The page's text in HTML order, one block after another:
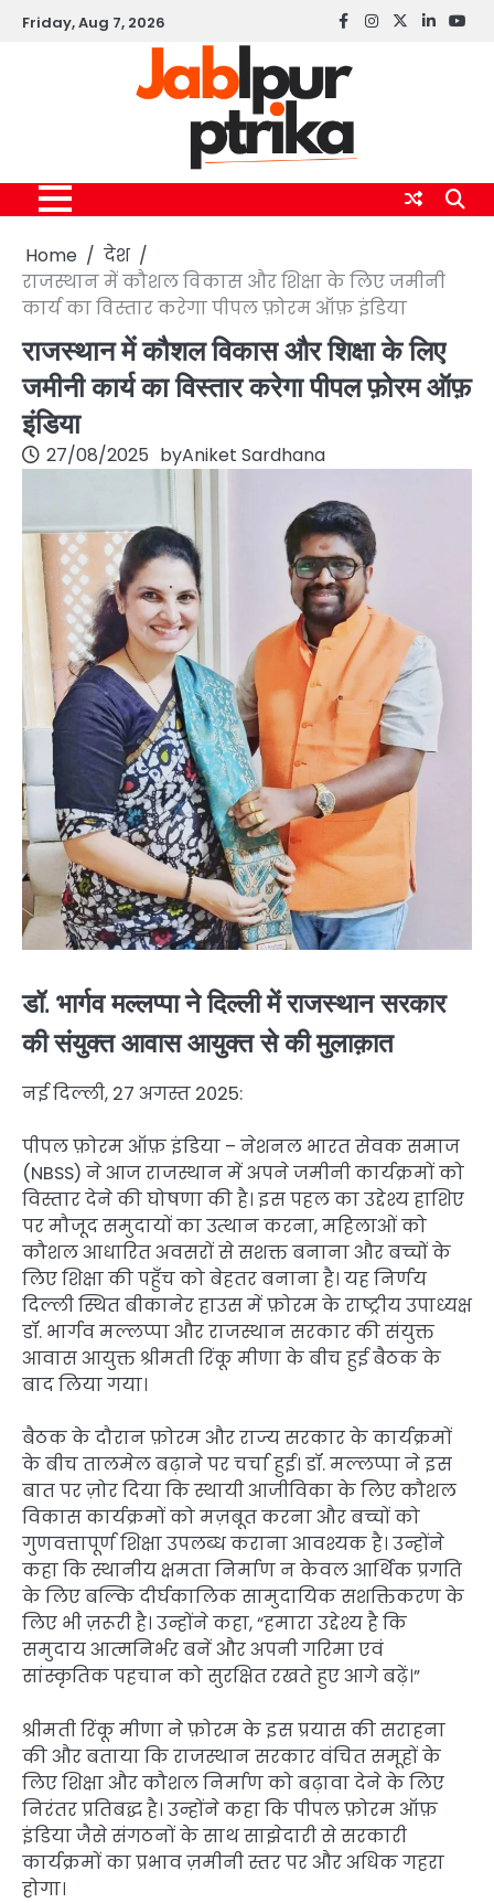
SkipFriday, Aug 7, 2026 Facebook
instagram
twitterlinkedin
Home
देश
राजस्थान में कौशल विकास और शिक्षा के लिए जमीनी
कार्य का विस्तार करेगा पीपल फ़ोरम ऑफ़ इंडिया
राजस्थान में कौशल विकास और शिक्षा के लिए
जमीनी कार्य का विस्तार करेगा पीपल फ़ोरम ऑफ़
इंडिया
27/08/2025 byAniket Sardhana
डॉ. भार्गव मल्लप्पा ने दिल्ली में राजस्थान सरकार
की संयुक्त आवास आयुक्त से की मुलाक़ात
नई दिल्ली, 27 अगस्त 2025:
पीपल फ़ोरम ऑफ़ इंडिया – नेशनल भारत सेवक समाज
(NBSS) ने आज राजस्थान में अपने जमीनी कार्यक्रमों को
विस्तार देने की घोषणा की है। इस पहल का उद्देश्य हाशिए
पर मौजूद समुदायों का उत्थान करना, महिलाओं को
कौशल आधारित अवसरों से सशक्त बनाना और बच्चों के
लिए शिक्षा की पहुँच को बेहतर बनाना है। यह निर्णय
दिल्ली स्थित बीकानेर हाउस में फ़ोरम के राष्ट्रीय उपाध्यक्ष
डॉ. भार्गव मल्लप्पा और राजस्थान सरकार की संयुक्त
आवास आयुक्त श्रीमती रिंकू मीणा के बीच हुई बैठक के
बाद लिया गया।
बैठक के दौरान फ़ोरम और राज्य सरकार के कार्यक्रमों
के बीच तालमेल बढ़ाने पर चर्चा हुई। डॉ. मल्लप्पा ने इस
बात पर ज़ोर दिया कि स्थायी आजीविका के लिए कौशल
विकास कार्यक्रमों को मज़बूत करना और बच्चों को
गुणवत्तापूर्ण शिक्षा उपलब्ध कराना आवश्यक है। उन्होंने
कहा कि स्थानीय क्षमता निर्माण न केवल आर्थिक प्रगति
के लिए बल्कि दीर्घकालिक सामुदायिक सशक्तिकरण के
लिए भी ज़रूरी है। उन्होंने कहा, “हमारा उद्देश्य है कि
समुदाय आत्मनिर्भर बनें और अपनी गरिमा एवं
सांस्कृतिक पहचान को सुरक्षित रखते हुए आगे बढ़ें।”
श्रीमती रिंकू मीणा ने फ़ोरम के इस प्रयास की सराहना
की और बताया कि राजस्थान सरकार वंचित समूहों के
लिए शिक्षा और कौशल निर्माण को बढ़ावा देने के लिए
निरंतर प्रतिबद्ध है। उन्होंने कहा कि पीपल फ़ोरम ऑफ़
इंडिया जैसे संगठनों के साथ साझेदारी से सरकारी
कार्यक्रमों का प्रभाव ज़मीनी स्तर पर और अधिक गहरा
होगा।